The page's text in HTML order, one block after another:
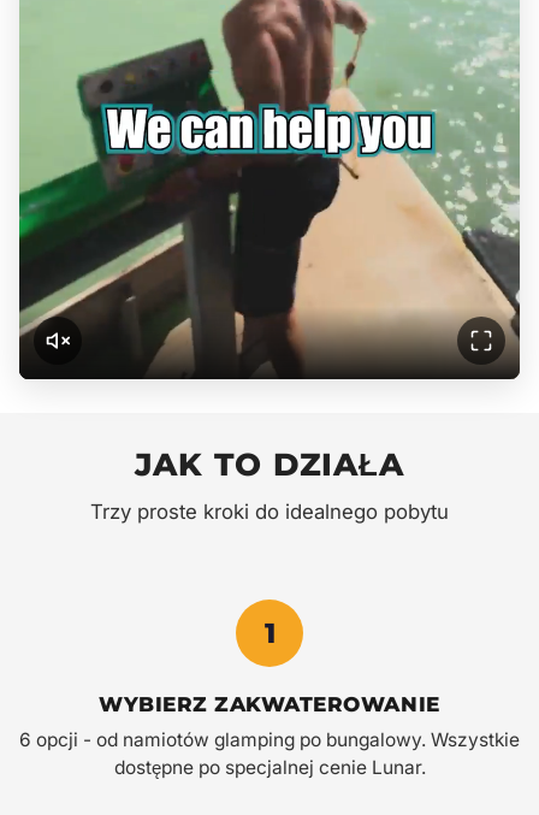
JAK TO DZIAŁA
Trzy proste kroki do idealnego pobytu
1
WYBIERZ ZAKWATEROWANIE
6 opcji - od namiotów glamping po bungalowy. Wszystkie
dostępne po specjalnej cenie Lunar.